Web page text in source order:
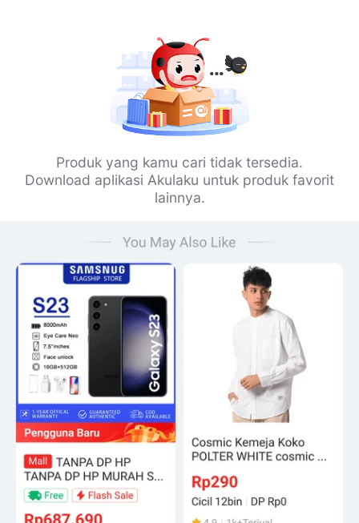
Produk yang kamu cari tidak tersedia.
Download aplikasi Akulaku untuk produk favorit
lainnya.